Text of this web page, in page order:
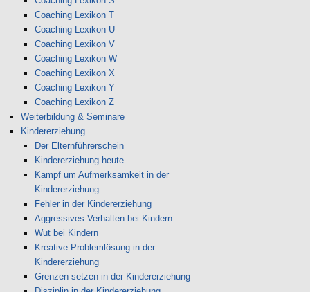
Coaching Lexikon T
Coaching Lexikon U
Coaching Lexikon V
Coaching Lexikon W
Coaching Lexikon X
Coaching Lexikon Y
Coaching Lexikon Z
Weiterbildung & Seminare
Kindererziehung
Der Elternführerschein
Kindererziehung heute
Kampf um Aufmerksamkeit in der
Kindererziehung
Fehler in der Kindererziehung
Aggressives Verhalten bei Kindern
Wut bei Kindern
Kreative Problemlösung in der
Kindererziehung
Grenzen setzen in der Kindererziehung